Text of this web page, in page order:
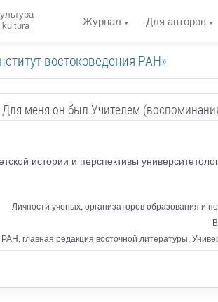
Журнал Для авторов
востоковедения РАН»
Для меня он был Учителем
истории и перспективы
Личности ученых, организаторов образования и
РАН, главная редакция восточной литературы,